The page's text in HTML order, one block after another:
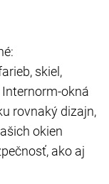
skiel,
okná
rovnaký dizajn,
okien
ako aj